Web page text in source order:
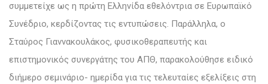
συμμετείχε ως η πρώτη Ελληνίδα εθελόντρια σε Ευρωπαϊκό
Συνέδριο, κερδίζοντας τις εντυπώσεις. Παράλληλα, ο
Σταύρος Γιαννακουλάκος, φυσικοθεραπευτής και
επιστημονικός συνεργάτης του ΑΠΘ, παρακολούθησε ειδικό
διήμερο σεμινάριο- ημερίδα για τις τελευταίες εξελίξεις στη